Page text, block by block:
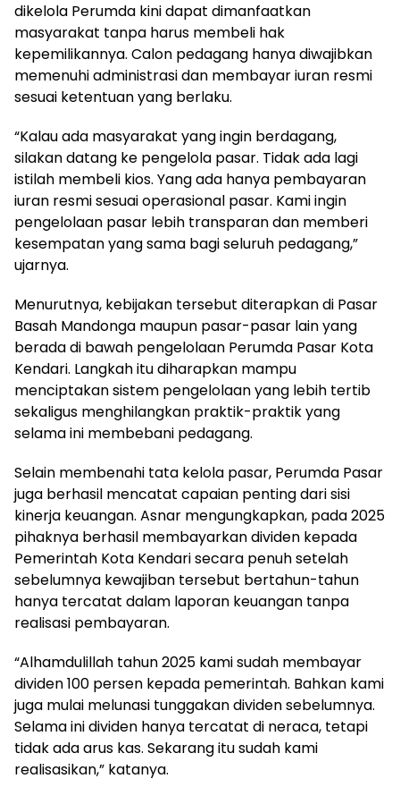
dikelola Perumda kini dapat dimanfaatkan
masyarakat tanpa harus membeli hak
kepemilikannya. Calon pedagang hanya diwajibkan
memenuhi administrasi dan membayar iuran resmi
sesuai ketentuan yang berlaku.
“Kalau ada masyarakat yang ingin berdagang,
silakan datang ke pengelola pasar. Tidak ada lagi
istilah membeli kios. Yang ada hanya pembayaran
iuran resmi sesuai operasional pasar. Kami ingin
pengelolaan pasar lebih transparan dan memberi
kesempatan yang sama bagi seluruh pedagang,”
ujarnya.
Menurutnya, kebijakan tersebut diterapkan di Pasar
Basah Mandonga maupun pasar-pasar lain yang
berada di bawah pengelolaan Perumda Pasar Kota
Kendari. Langkah itu diharapkan mampu
menciptakan sistem pengelolaan yang lebih tertib
sekaligus menghilangkan praktik-praktik yang
selama ini membebani pedagang.
Selain membenahi tata kelola pasar, Perumda Pasar
juga berhasil mencatat capaian penting dari sisi
kinerja keuangan. Asnar mengungkapkan, pada 2025
pihaknya berhasil membayarkan dividen kepada
Pemerintah Kota Kendari secara penuh setelah
sebelumnya kewajiban tersebut bertahun-tahun
hanya tercatat dalam laporan keuangan tanpa
realisasi pembayaran.
“Alhamdulillah tahun 2025 kami sudah membayar
dividen 100 persen kepada pemerintah. Bahkan kami
juga mulai melunasi tunggakan dividen sebelumnya.
Selama ini dividen hanya tercatat di neraca, tetapi
tidak ada arus kas. Sekarang itu sudah kami
realisasikan,” katanya.